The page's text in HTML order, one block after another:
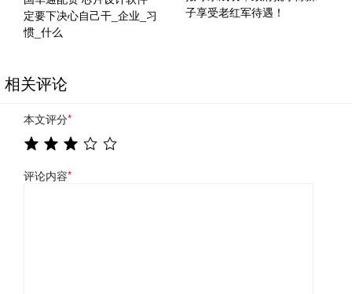
定要下决心自己干_企业_习
惯_什么
子享受老红军待遇！
相关评论
本文评分*
评论内容*